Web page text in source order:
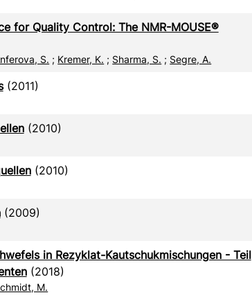
RIS
for Quality Control: The NMR-MOUSE®
S. ; Kremer, K. ; Sharma, S. ; Segre, A.
(2011)
(2010)
(2010)
(2009)
in Rezyklat-Kautschukmischungen - Teil
(2018)
M.